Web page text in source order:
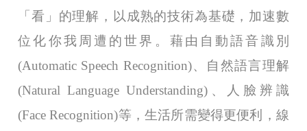
「看」的理解，以成熟的技術為基礎，加速數
位化你我周遭的世界。藉由自動語音識別
(Automatic Speech Recognition)、自然語言理解
(Natural Language Understanding)、人臉辨識
(Face Recognition)等，生活所需變得更便利，線